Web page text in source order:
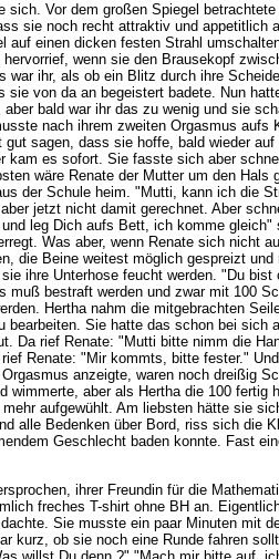
Vor dem großen Spiegel
sie noch recht attraktiv und
einen dicken festen Strahl
wenn sie den Brausekopf
ihr, als ob ein Blitz durch ihre
von da an begeistert badete. Nun
bald war ihr das zu wenig und sie
nach ihrem zweiten Orgasmus
sagen, dass sie hoffe, bald wieder
es sofort. Sie fasste sich aber
wäre Renate der Mutter um den
der Schule heim. "Mutti, kann ich die
jetzt nicht damit gerechnet. Aber
leg Dich aufs Bett, ich komme
Was aber, wenn Renate sich nicht
Beine weitest möglich gespreizt
ihre Unterhose feucht werden. "Du
bestraft werden und zwar mit 100
Hertha nahm die mitgebrachten
Sie hatte das schon bei
Da rief Renate: "Mutti bitte nimm die
Renate: "Mir kommts, bitte fester."
anzeigte, waren noch dreißig
aber als Hertha die 100
aufgewühlt. Am liebsten hätte sie
alle Bedenken über Bord, riss sich die
Geschlecht baden konnte. Fast
ihrer Freundin für die
freches T-shirt ohne BH an.
Sie musste ein paar Minuten mit
ob sie noch eine Runde fahren